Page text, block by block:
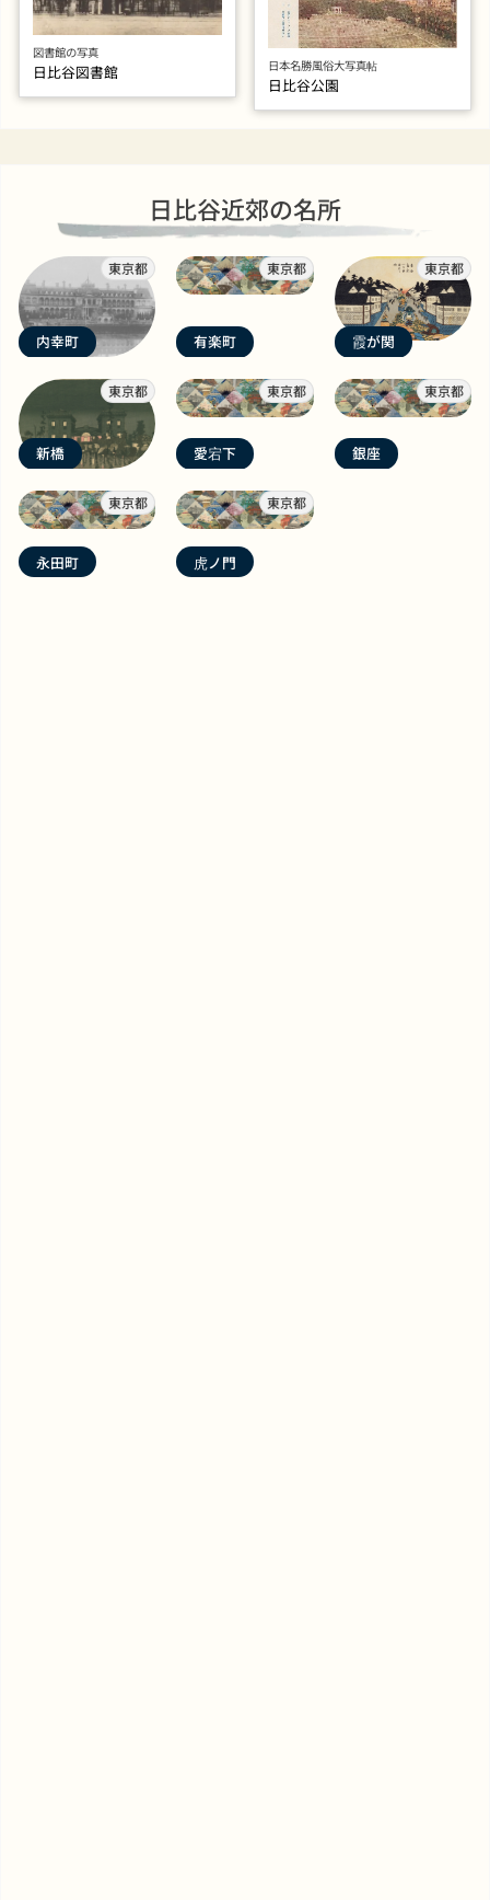
図書館の写真
日比谷図書館 日本名勝風俗大写真帖
日比谷公園
日比谷近郊の名所
東京都
内幸町
東京都
有楽町
東京都
霞が関
東京都
新橋
東京都
愛宕下
東京都
銀座
東京都
永田町
東京都
虎ノ門